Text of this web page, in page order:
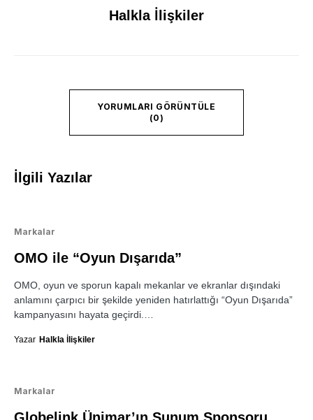
Halkla İlişkiler
YORUMLARI GÖRÜNTÜLE
(0)
İlgili Yazılar
Markalar
OMO ile “Oyun Dışarıda”
OMO, oyun ve sporun kapalı mekanlar ve ekranlar dışındaki
anlamını çarpıcı bir şekilde yeniden hatırlattığı “Oyun Dışarıda”
kampanyasını hayata geçirdi.…
Yazar Halkla İlişkiler
Markalar
Globelink Ünimar’ın Sunum Sponsoru